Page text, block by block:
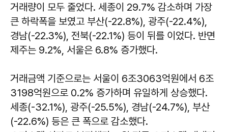
거래량이 모두 줄었다. 세종이 29.7% 감소하며 가장
큰 하락폭을 보였고 부산(-22.8%), 광주(-22.4%),
경남(-22.3%), 전북(-22.1%) 등이 뒤를 이었다. 반면
제주는 9.2%, 서울은 6.8% 증가했다.
거래금액 기준으로는 서울이 6조3063억원에서 6조
3198억원으로 0.2% 증가하며 유일하게 상승했다.
세종(-32.1%), 광주(-25.5%), 경남(-24.7%), 부산
(-22.6%) 등은 큰 폭으로 감소했다.